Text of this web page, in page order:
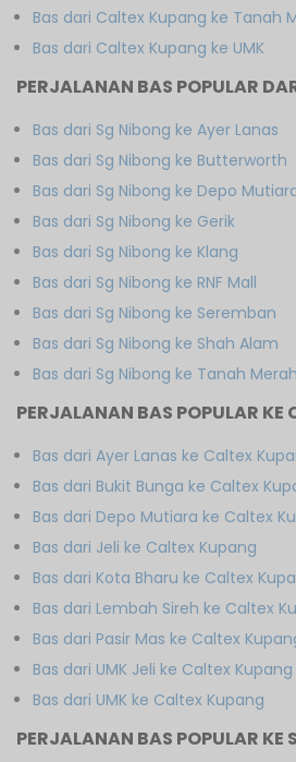
Bas dari Caltex Kupang ke Tanah
Bas dari Caltex Kupang ke UMK
PERJALANAN BAS POPULAR
Bas dari Sg Nibong ke Ayer Lanas
Bas dari Sg Nibong ke Butterworth
Bas dari Sg Nibong ke Depo
Bas dari Sg Nibong ke Gerik
Bas dari Sg Nibong ke Klang
Bas dari Sg Nibong ke RNF Mall
Bas dari Sg Nibong ke Seremban
Bas dari Sg Nibong ke Shah Alam
Bas dari Sg Nibong ke Tanah Merah
PERJALANAN BAS POPULAR KE
Bas dari Ayer Lanas ke Caltex
Bas dari Bukit Bunga ke Caltex
Bas dari Depo Mutiara ke Caltex
Bas dari Jeli ke Caltex Kupang
Bas dari Kota Bharu ke Caltex
Bas dari Lembah Sireh ke Caltex
Bas dari Pasir Mas ke Caltex
Bas dari UMK Jeli ke Caltex Kupang
Bas dari UMK ke Caltex Kupang
PERJALANAN BAS POPULAR KE